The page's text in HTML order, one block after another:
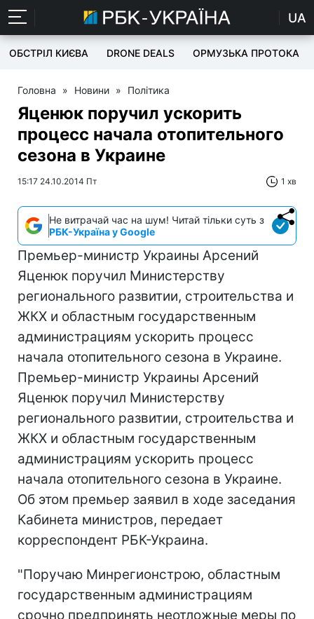
UA
ОБСТРІЛ КИЄВА DRONE DEALS ОРМУЗЬКА ПРОТОКА
Головна » Новини » Політика
Яценюк поручил ускорить
процесс начала отопительного
сезона в Украине
15:17 24.10.2014 Пт 1 хв
Не витрачай час на шум! Читай тільки суть з
РБК-Україна у Google
Премьер-министр Украины Арсений
Яценюк поручил Министерству
регионального развитии, строительства и
ЖКХ и областным государственным
администрациям ускорить процесс
начала отопительного сезона в Украине.
Премьер-министр Украины Арсений
Яценюк поручил Министерству
регионального развитии, строительства и
ЖКХ и областным государственным
администрациям ускорить процесс
начала отопительного сезона в Украине.
Об этом премьер заявил в ходе заседания
Кабинета министров, передает
корреспондент РБК-Украина.
"Поручаю Минрегионстрою, областным
государственным администрациям
срочно предпринять неотложные меры по